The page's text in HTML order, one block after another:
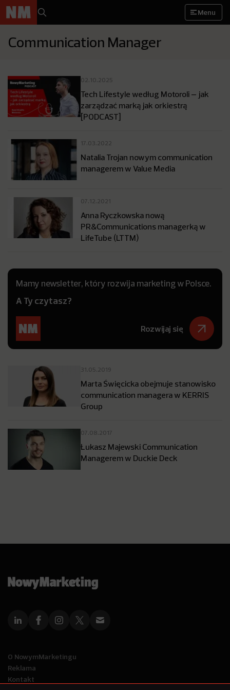
Menu
Communication Manager
02.10.2025
Tech Lifestyle według Motoroli – jak
zarządzać marką jak orkiestrą
[PODCAST]
17.03.2022
Natalia Trojan nowym communication
managerem w Value Media
07.12.2021
Anna Ryczkowska nową
PR&Communications managerką w
LifeTube (LTTM)
Mamy newsletter, który rozwija marketing w Polsce.
A Ty czytasz?
Rozwijaj się
31.05.2019
Marta Święcicka obejmuje stanowisko
communication managera w KERRIS
Group
07.08.2017
Łukasz Majewski Communication
Managerem w Duckie Deck
O NowymMarketingu
Reklama
Kontakt